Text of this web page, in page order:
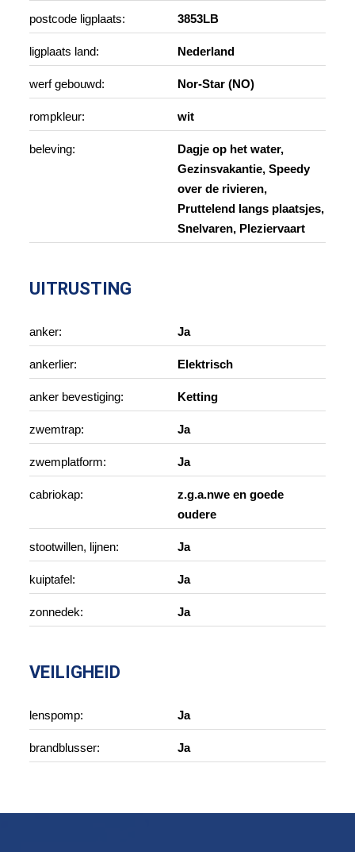
postcode ligplaats: 3853LB
ligplaats land: Nederland
werf gebouwd: Nor-Star (NO)
rompkleur: wit
beleving:
Dagje op het water,
Gezinsvakantie, Speedy
over de rivieren,
Pruttelend langs plaatsjes,
Snelvaren, Pleziervaart
UITRUSTING
anker: Ja
ankerlier: Elektrisch
anker bevestiging: Ketting
zwemtrap: Ja
zwemplatform: Ja
cabriokap:
z.g.a.nwe en goede
oudere
stootwillen, lijnen: Ja
kuiptafel: Ja
zonnedek: Ja
VEILIGHEID
lenspomp: Ja
brandblusser: Ja